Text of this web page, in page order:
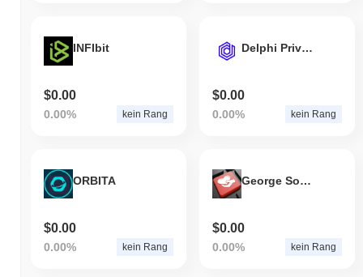
INFIbit
$0.00
0.00% kein Rang
Delphi Privacy Protocol
$0.00
0.00% kein Rang
ORBITA
$0.00
0.00% kein Rang
George Soros
$0.00
0.00% kein Rang